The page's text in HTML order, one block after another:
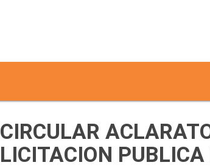
CIRCULAR
LICITACION